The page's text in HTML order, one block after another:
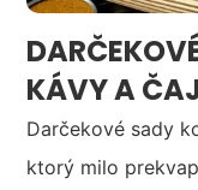
KÁVY A
Darčekové sady
ktorý milo